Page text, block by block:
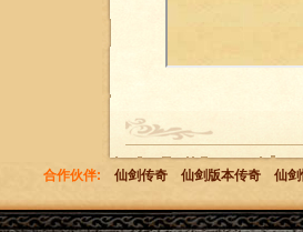
合作伙伴: 仙剑传奇 仙剑版本传奇 仙